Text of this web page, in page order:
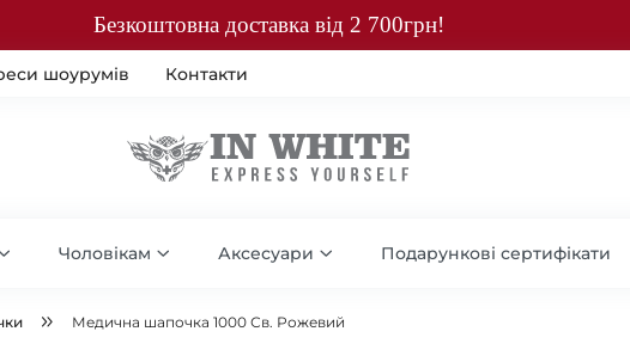
Безкоштовна доставка від 2 700грн!
шоурумів Контакти
Чоловікам Аксесуари Подарункові сертифікати
Медична шапочка 1000 Св. Рожевий